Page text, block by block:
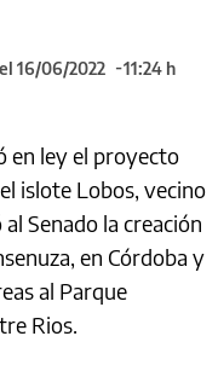
16/06/2022
11:24 h
en ley el proyecto
islote Lobos, vecino
Senado la creación
en Córdoba y
al Parque
Rios.